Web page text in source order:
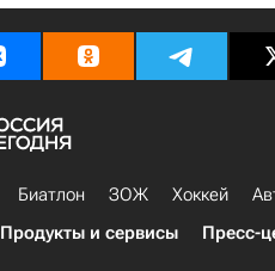
Биатлон ЗОЖ Хоккей
Продукты и сервисы Пресс-